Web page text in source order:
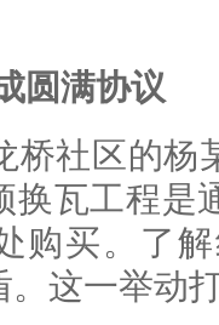
圆满协议
桥社区的杨
换瓦工程是
购买。了
。这一举动